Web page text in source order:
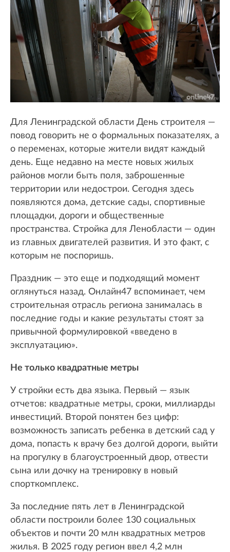
Для Ленинградской области День строителя —
повод говорить не о формальных показателях, а
о переменах, которые жители видят каждый
день. Еще недавно на месте новых жилых
районов могли быть поля, заброшенные
территории или недострои. Сегодня здесь
появляются дома, детские сады, спортивные
площадки, дороги и общественные
пространства. Стройка для Ленобласти — один
из главных двигателей развития. И это факт, с
которым не поспоришь.
Праздник — это еще и подходящий момент
оглянуться назад. Онлайн47 вспоминает, чем
строительная отрасль региона занималась в
последние годы и какие результаты стоят за
привычной формулировкой «введено в
эксплуатацию».
Не только квадратные метры
У стройки есть два языка. Первый — язык
отчетов: квадратные метры, сроки, миллиарды
инвестиций. Второй понятен без цифр:
возможность записать ребенка в детский сад у
дома, попасть к врачу без долгой дороги, выйти
на прогулку в благоустроенный двор, отвести
сына или дочку на тренировку в новый
спорткомплекс.
За последние пять лет в Ленинградской
области построили более 130 социальных
объектов и почти 20 млн квадратных метров
жилья. В 2025 году регион ввел 4,2 млн